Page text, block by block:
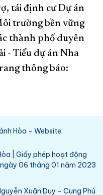
tái định cư Dự án
trường bền vững
thành phố duyên
- Tiểu dự án Nha
thông báo:
Hòa - Website:
| Giấy phép hoạt động
06 tháng 01 năm 2023
Xuân Duy - Cung Phú